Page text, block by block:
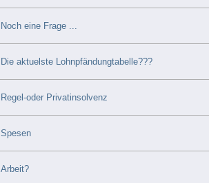
Noch eine Frage ...
Die aktuelste Lohnpfändungtabelle???
Regel-oder Privatinsolvenz
Spesen
Arbeit?